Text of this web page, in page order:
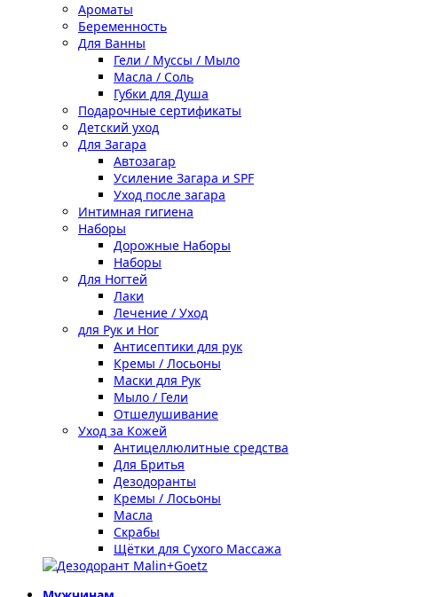
Ароматы
Беременность
Для Ванны
Гели / Муссы / Мыло
Масла / Соль
Губки для Душа
Подарочные сертификаты
Детский уход
Для Загара
Автозагар
Усиление Загара и SPF
Уход после загара
Интимная гигиена
Наборы
Дорожные Наборы
Наборы
Для Ногтей
Лаки
Лечение / Уход
для Рук и Ног
Антисептики для рук
Кремы / Лосьоны
Маски для Рук
Мыло / Гели
Отшелушивание
Уход за Кожей
Антицеллюлитные средства
Для Бритья
Дезодоранты
Кремы / Лосьоны
Масла
Скрабы
Щётки для Сухого Массажа